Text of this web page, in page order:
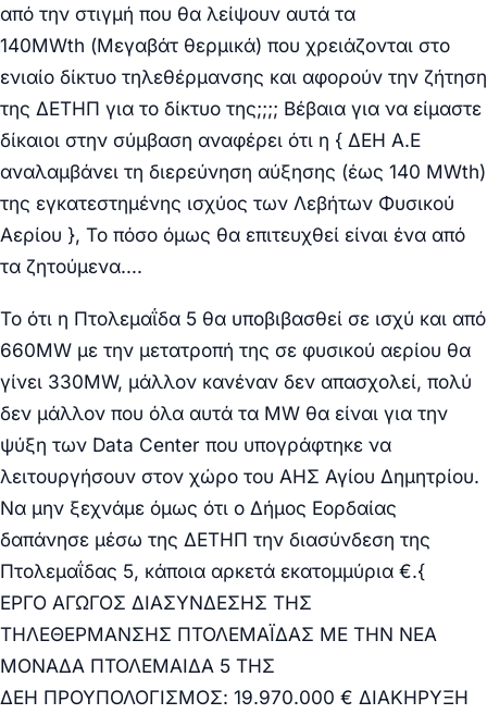
από την στιγμή που θα λείψουν αυτά τα
140MWth (Μεγαβάτ θερμικά) που χρειάζονται στο
ενιαίο δίκτυο τηλεθέρμανσης και αφορούν την ζήτηση
της ΔΕΤΗΠ για το δίκτυο της;;;; Βέβαια για να είμαστε
δίκαιοι στην σύμβαση αναφέρει ότι η { ΔΕΗ Α.Ε
αναλαμβάνει τη διερεύνηση αύξησης (έως 140 MWth)
της εγκατεστημένης ισχύος των Λεβήτων Φυσικού
Αερίου }, Το πόσο όμως θα επιτευχθεί είναι ένα από
τα ζητούμενα….
Το ότι η Πτολεμαΐδα 5 θα υποβιβασθεί σε ισχύ και από
660ΜW με την μετατροπή της σε φυσικού αερίου θα
γίνει 330MW, μάλλον κανέναν δεν απασχολεί, πολύ
δεν μάλλον που όλα αυτά τα ΜW θα είναι για την
ψύξη των Data Center που υπογράφτηκε να
λειτουργήσουν στον χώρο του ΑΗΣ Αγίου Δημητρίου.
Να μην ξεχνάμε όμως ότι ο Δήμος Εορδαίας
δαπάνησε μέσω της ΔΕΤΗΠ την διασύνδεση της
Πτολεμαΐδας 5, κάποια αρκετά εκατομμύρια €.{
ΕΡΓΟ ΑΓΩΓΟΣ ΔΙΑΣΥΝΔΕΣΗΣ ΤΗΣ
ΤΗΛΕΘΕΡΜΑΝΣΗΣ ΠΤΟΛΕΜΑΪΔΑΣ ΜΕ ΤΗΝ ΝΕΑ
ΜΟΝΑΔΑ ΠΤΟΛΕΜΑΙΔΑ 5 ΤΗΣ
ΔΕΗ ΠΡΟΥΠΟΛΟΓΙΣΜΟΣ: 19.970.000 € ΔΙΑΚΗΡΥΞΗ